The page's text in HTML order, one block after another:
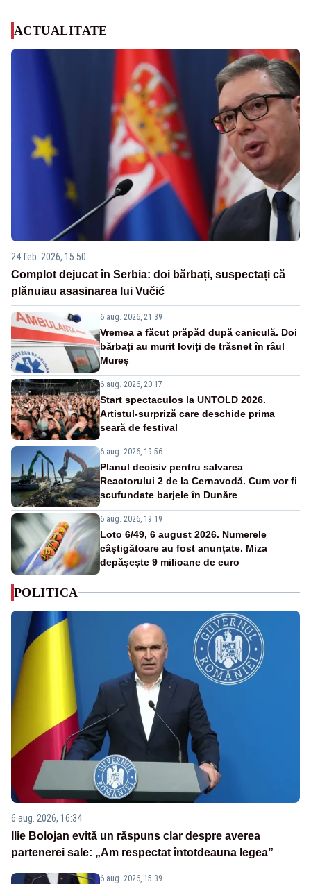
ACTUALITATE
24 feb. 2026, 15:50
Complot dejucat în Serbia: doi bărbați, suspectați că
plănuiau asasinarea lui Vučić
6 aug. 2026, 21:39
Vremea a făcut prăpăd după caniculă. Doi
bărbați au murit loviți de trăsnet în râul
Mureș
6 aug. 2026, 20:17
Start spectaculos la UNTOLD 2026.
Artistul-surpriză care deschide prima
seară de festival
6 aug. 2026, 19:56
Planul decisiv pentru salvarea
Reactorului 2 de la Cernavodă. Cum vor fi
scufundate barjele în Dunăre
6 aug. 2026, 19:19
Loto 6/49, 6 august 2026. Numerele
câștigătoare au fost anunțate. Miza
depășește 9 milioane de euro
POLITICA
6 aug. 2026, 16:34
Ilie Bolojan evită un răspuns clar despre averea
partenerei sale: „Am respectat întotdeauna legea”
6 aug. 2026, 15:39